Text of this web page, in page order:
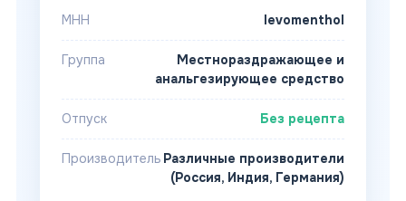
МНН levomenthol
Группа
Местнораздражающее и
анальгезирующее средство
Отпуск Без рецепта
Производитель Различные производители
(Россия, Индия, Германия)